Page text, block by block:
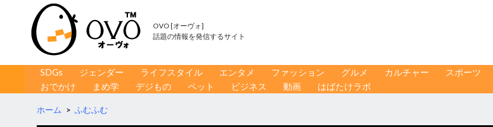
OVO [オーヴォ]
話題の情報を発信するサイト
コンテンツへ移動
SDGs ジェンダー ライフスタイル エンタメ ファッション グルメ カルチャー
スポーツ
おでかけ
まめ学 デジもの ペット ビジネス 動画 はばたけラボ
ホーム > ふむふむ